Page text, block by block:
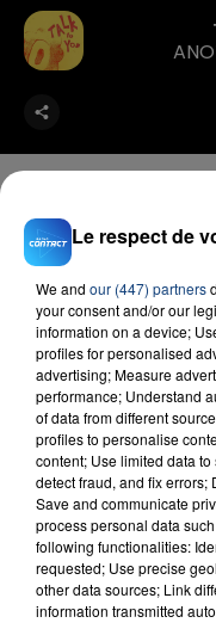
FIL D'ACTU
23 juillet 2026
INCENDIE
SON BÉBÉ
Un homme s'est
aspergé sa
Le respect de
We and our (447) partners
your consent and/or our
information on a device;
profiles for personalised
advertising; Measure
performance; Understand
of data from different
profiles to personalise
content; Use limited data
detect fraud, and fix
Save and communicate
process personal data
following functionalities:
requested; Use precise
other data sources; Link
information transmitted